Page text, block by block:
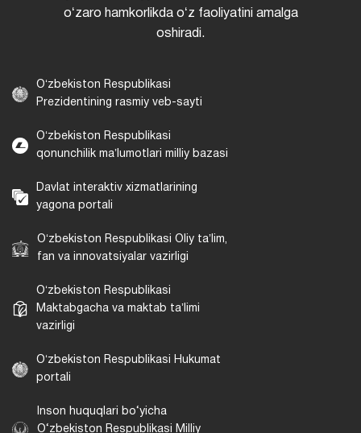
oʻzaro hamkorlikda oʻz faoliyatini amalga
oshiradi.
Oʻzbekiston Respublikasi
Prezidentining rasmiy veb-sayti
Oʻzbekiston Respublikasi
qonunchilik maʼlumotlari milliy bazasi
Davlat interaktiv xizmatlarining
yagona portali
Oʻzbekiston Respublikasi Oliy taʼlim,
fan va innovatsiyalar vazirligi
Oʻzbekiston Respublikasi
Maktabgacha va maktab taʼlimi
vazirligi
Oʻzbekiston Respublikasi Hukumat
portali
Inson huquqlari bo‘yicha
O‘zbekiston Respublikasi Milliy